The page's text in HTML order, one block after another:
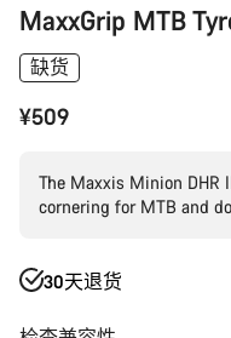
MaxxGrip MTB
缺货
¥509
The Maxxis Minion DHR
cornering for MTB and
30天退货